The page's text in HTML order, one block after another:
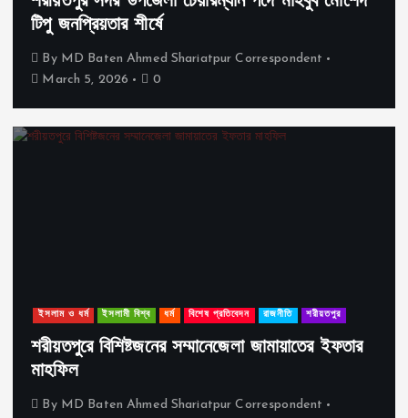
টিপু জনপ্রিয়তার শীর্ষে
By MD Baten Ahmed Shariatpur Correspondent
March 5, 2026
0
ইসলাম ও ধর্ম ইসলামী বিশ্ব ধর্ম বিশেষ প্রতিবেদন রাজনীতি শরীয়তপুর
শরীয়তপুরে বিশিষ্টজনের সম্মানেজেলা জামায়াতের ইফতার
মাহফিল
By MD Baten Ahmed Shariatpur Correspondent